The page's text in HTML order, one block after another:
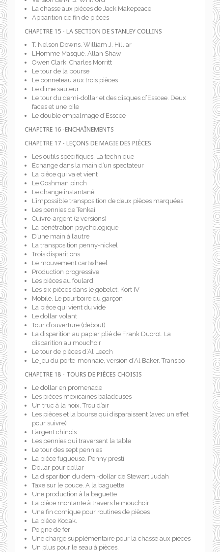
La chasse aux pièces de Jack Makepeace
Apparition de fin de pièces
CHAPITRE 15 - LA SECTION DE STANLEY COLLINS
T. Nelson Downs. William J. Hilliar
L’Homme Masqué. Allan Shaw
Owen Clark. Charles Morritt
Le tour de la bourse
Le bonneteau aux trois pièces
Le dime sauteur
Le tour du demi-dollar et des disques d’Esscee. Deux
faces et une pile
Le double empalmage d’Esscee
CHAPITRE 16 -ENCHAÎNEMENTS
CHAPITRE 17 - LEÇONS DE MAGIE DES PIÈCES
Les outils spécifiques. La technique
Échange dans la main d’un spectateur
La pièce qui va et vient
Le Goshman pinch
Le change instantané
L’impossible transposition de deux pièces marquées
Les pennies de Tenkai
Cuivre-argent (2 versions)
La pénétration psychologique
D’une main à l’autre
La transposition penny-nickel
Trois disparitions
Le mouvement cartwheel
Production progressive
Les pièces au foulard
Les six pièces dans le gobelet. Kort IV
Mobile. Le pourboire du garçon
La pièce qui vient du vide
Le dollar volant
Tour d’ouverture (debout)
La disparition au papier plié de Frank Ducrot. La
disparition au mouchoir
Le tour de pièces d’Al Leech
Le jeu du porte-monnaie, version d’Al Baker. Transpo
CHAPITRE 18 - TOURS DE PIÈCES CHOISIS
Le dollar en promenade
Les pièces mexicaines baladeuses
Un truc à la noix. Trou d’air
Les pièces et la bourse qui disparaissent (avec un effet
pour suivre)
L’argent chinois
Les pennies qui traversent la table
Le tour des sept pennies
La pièce fugueuse. Penny presti
Dollar pour dollar
La disparition du demi-dollar de Stewart Judah
Taxe sur le pouce. A la baguette
Une production à la baguette
La pièce montante à travers le mouchoir
Une fin comique pour routines de pièces
La pièce Kodak.
Poigne de fer
Une charge supplémentaire pour la chasse aux pièces
Un plus pour le seau à pièces.